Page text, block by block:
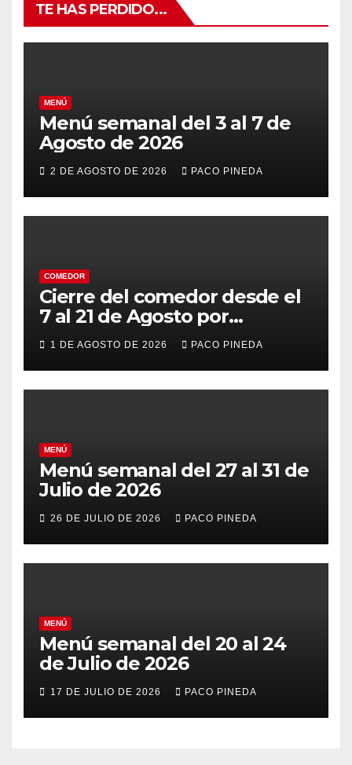
TE HAS PERDIDO...
MENÚ
Menú semanal del 3 al 7 de
Agosto de 2026
2 DE AGOSTO DE 2026 PACO PINEDA
COMEDOR
Cierre del comedor desde el
7 al 21 de Agosto por
vacaciones
1 DE AGOSTO DE 2026 PACO PINEDA
MENÚ
Menú semanal del 27 al 31 de
Julio de 2026
26 DE JULIO DE 2026 PACO PINEDA
MENÚ
Menú semanal del 20 al 24
de Julio de 2026
17 DE JULIO DE 2026 PACO PINEDA